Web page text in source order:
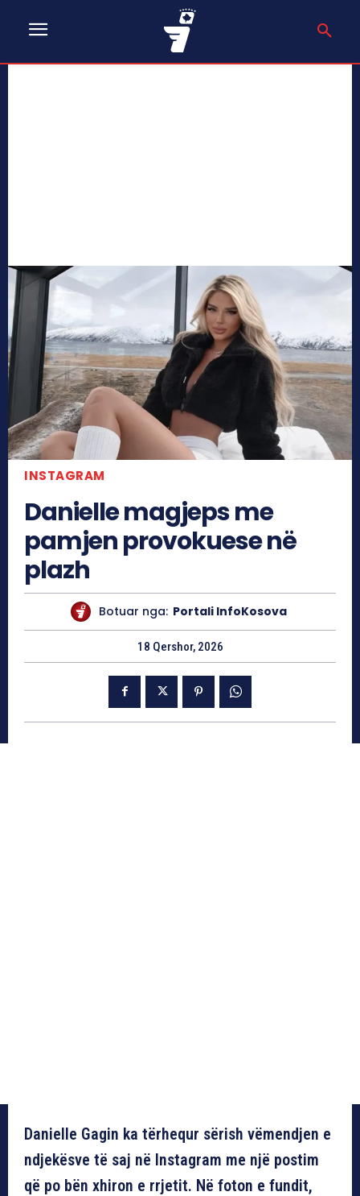
INSTAGRAM
Danielle magjeps me
pamjen provokuese në
plazh
Botuar nga: Portali InfoKosova
18 Qershor, 2026
Danielle Gagin ka tërhequr sërish vëmendjen e
ndjekësve të saj në Instagram me një postim
që po bën xhiron e rrjetit. Në foton e fundit,